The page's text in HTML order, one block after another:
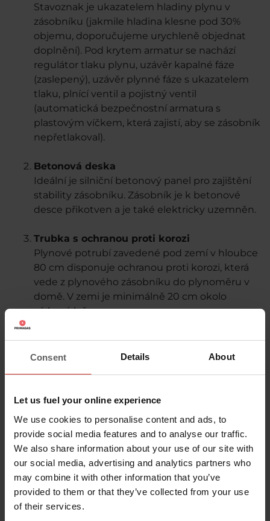
Consent Details About
Let us fuel your online experience
We use cookies to personalise content and ads, to
provide social media features and to analyse our traffic.
We also share information about your use of our site with
our social media, advertising and analytics partners who
may combine it with other information that you’ve
provided to them or that they’ve collected from your use
of their services.
Stavoznak je ukazatelem hladiny plynu v
zásobníku (jakmile hladina klesne pod 30%
objemu, doporučujeme urychleně objednat
doplnění). Pod krytem armatur se nachází
regulátor tlaku plynu, uzávěr kapalné fáze
(zaslepený), uzávěr plynné fáze s ukazatelem
tlaku, plnící ventil a pojistný ventil
(automatická bezpečnostní armatura s
plastovým víčkem, která zajistí, aby se zásobník
nepřetlakoval).
Betonová deska
Ideální je silniční betonový panel pro zajištění
stability zásobníku. Zásobník je k betonové
desce přikotven a je také elektricky uzemněn.
Trubka s ochranou proti korozi
Plynové potrubí zavedené pod zemí v hloubce
80 cm disponuje ochranou proti korozi, která
vede z plynového zásobníku do plynoměru v
domě. V zemi je minimálně 20 cm okolo
pískové lože.
Plynoměr
Obchodní měřidlo, které měří množství
zásobníku. Nabízíme možnost platit zálohově
platíte v pravidelných měsíčních platbách a dle
skutečné spotřeby vám pak buď bude vrácen
přeplatek, nebo budete požádáni o úhradu
nedoplatku.
Katodická ochrana zásobníku
Chrání zásobník proti korozi a prodlužuje jeho